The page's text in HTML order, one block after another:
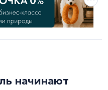
начинают